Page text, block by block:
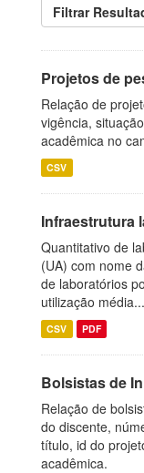
Filtrar
Projetos de
Relação de
vigência,
acadêmica no
CSV
Infraestrutura
Quantitativo de
(UA) com nome
de laboratórios
utilização média...
CSV PDF
Bolsistas de
Relação de
do discente,
título, id do
acadêmica.